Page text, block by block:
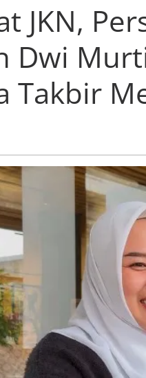
Anak
Pertama
Sarah
Dwi
Murtina
Berjalan
Takbir
Menggema
JKN,
Dwi
Takbir